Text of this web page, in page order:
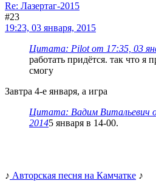
Re: Лазертаг-2015
#23
19:23, 03 января, 2015
Цитата: Pilot от 17:35, 03
работать придётся. так что я
смогу
Завтра 4-е января, а игра
Цитата: Вадим Витальевич
20145 января в 14-00.
♪ Авторская песня на Камчатке ♪